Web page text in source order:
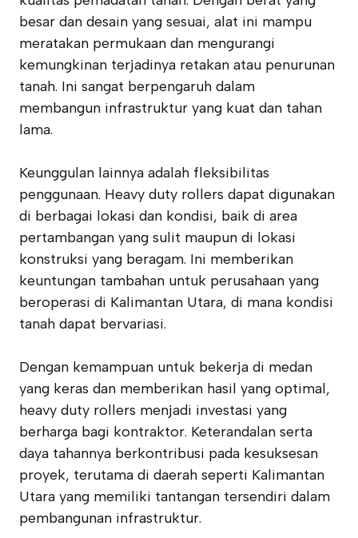
besar dan desain yang sesuai, alat ini mampu
meratakan permukaan dan mengurangi
kemungkinan terjadinya retakan atau penurunan
tanah. Ini sangat berpengaruh dalam
membangun infrastruktur yang kuat dan tahan
lama.
Keunggulan lainnya adalah fleksibilitas
penggunaan. Heavy duty rollers dapat digunakan
di berbagai lokasi dan kondisi, baik di area
pertambangan yang sulit maupun di lokasi
konstruksi yang beragam. Ini memberikan
keuntungan tambahan untuk perusahaan yang
beroperasi di Kalimantan Utara, di mana kondisi
tanah dapat bervariasi.
Dengan kemampuan untuk bekerja di medan
yang keras dan memberikan hasil yang optimal,
heavy duty rollers menjadi investasi yang
berharga bagi kontraktor. Keterandalan serta
daya tahannya berkontribusi pada kesuksesan
proyek, terutama di daerah seperti Kalimantan
Utara yang memiliki tantangan tersendiri dalam
pembangunan infrastruktur.